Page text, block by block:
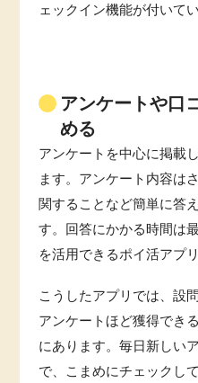
ェックイン機能が付いて
アンケートや口
める
アンケートを中心に掲載
ます。アンケート内容は
関することなど簡単に答
す。回答にかかる時間は
を活用できるポイ活アプリ
こうしたアプリでは、設
アンケートほど獲得でき
にあります。毎日新しい
で、こまめにチェックし